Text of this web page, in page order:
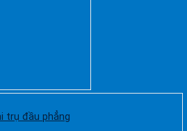
trụ đầu phẳng